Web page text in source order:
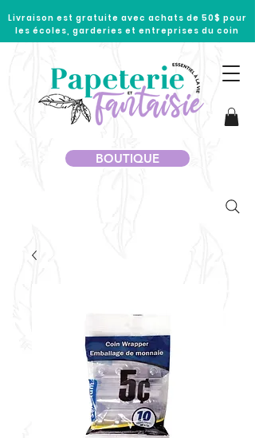
Livraison est gratuite avec achats de 50$ pour
les écoles, garderies et entreprises du coin
BOUTIQUE